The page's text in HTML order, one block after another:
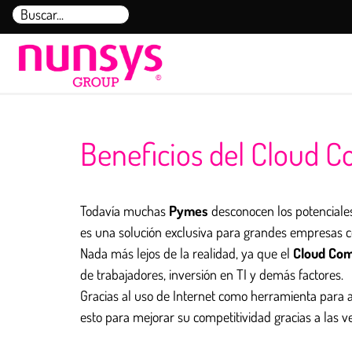
Saltar
al
contenido
Buscar:
Beneficios del Cloud
Todavía muchas Pymes desconocen los
es una solución exclusiva para grandes empresas
Nada más lejos de la realidad, ya que el Cloud
de trabajadores, inversión en TI y demás factores.
Gracias al uso de Internet como herramienta para
esto para mejorar su competitividad gracias a las